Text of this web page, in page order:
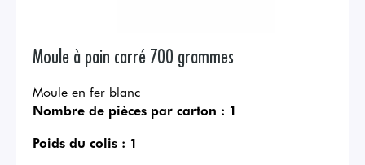
Moule à pain carré 700 grammes
Moule en fer blanc
Nombre de pièces par carton : 1
Poids du colis : 1